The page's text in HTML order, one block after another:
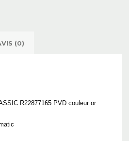
(0)
R22877165 PVD couleur or